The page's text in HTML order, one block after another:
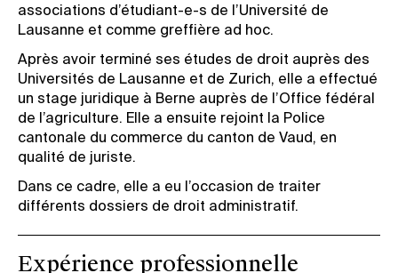
associations d’étudiant-e-s de l’Université de
Lausanne et comme greffière ad hoc.
Après avoir terminé ses études de droit auprès des
Universités de Lausanne et de Zurich, elle a effectué
un stage juridique à Berne auprès de l’Office fédéral
de l’agriculture. Elle a ensuite rejoint la Police
cantonale du commerce du canton de Vaud, en
qualité de juriste.
Dans ce cadre, elle a eu l’occasion de traiter
différents dossiers de droit administratif.
Expérience professionnelle